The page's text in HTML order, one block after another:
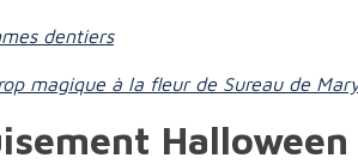
dentiers
magique à la fleur de Sureau de